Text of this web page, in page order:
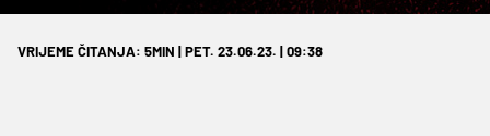
VRIJEME ČITANJA: 5MIN | PET. 23.06.23. | 09:38